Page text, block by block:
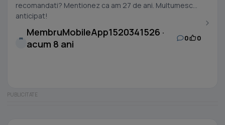
recomandati? Mentionez ca am 27 de ani. Multumesc
anticipat!
M
MembruMobileApp1520341526 ·
acum 8 ani
0 0